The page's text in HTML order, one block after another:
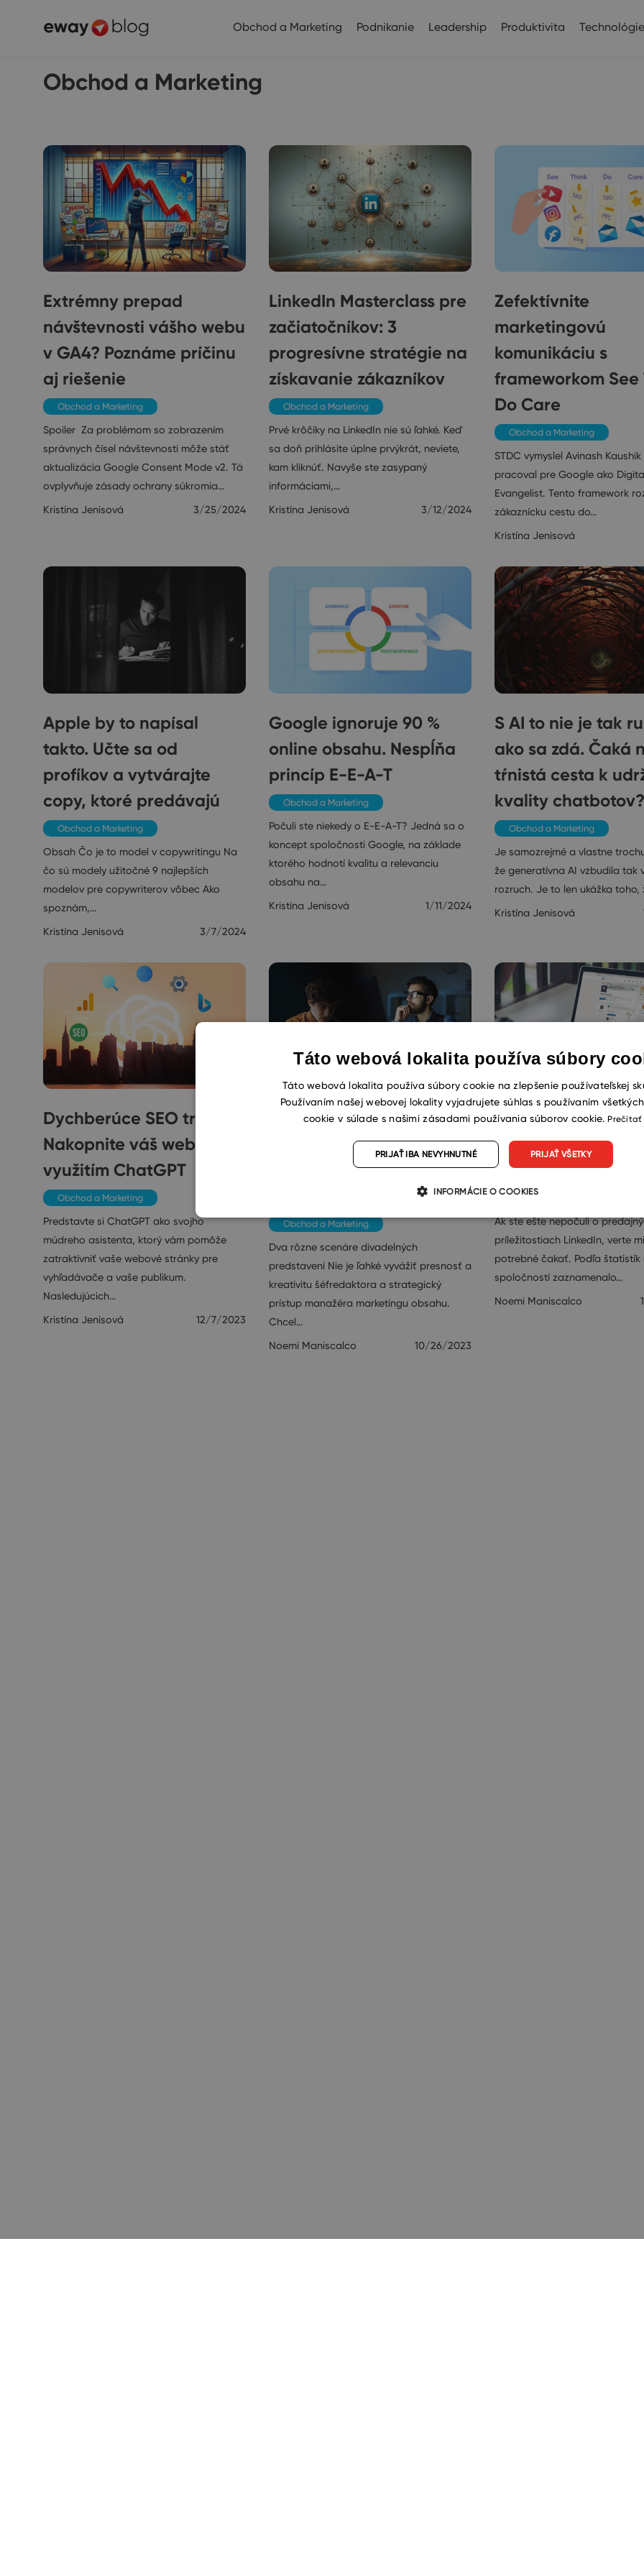
Obchod a Marketing Podnikanie Leadership Produktivita Technológie
Obchod a Marketing
Extrémny prepad
návštevnosti vášho webu
v GA4? Poznáme príčinu
aj riešenie
Obchod a Marketing
Spoiler Za problémom so zobrazením
správnych čísel návštevnosti môže stáť
aktualizácia Google Consent Mode v2. Tá
ovplyvňuje zásady ochrany súkromia…
Kristína Jenisová
3/25/2024
LinkedIn Masterclass pre
začiatočníkov: 3
progresívne stratégie na
získavanie zákazníkov
Obchod a Marketing
Prvé krôčiky na LinkedIn nie sú ľahké. Keď
sa doň prihlásite úplne prvýkrát, neviete,
kam kliknúť. Navyše ste zasypaný
informáciami,…
Kristína Jenisová
3/12/2024
Zefektívnite
marketingovú
komunikáciu s
frameworkom See
Do Care
Obchod a Marketing
STDC vymyslel Avinash
pracoval pre Google ako
Evangelist. Tento framework
zákaznícku cestu do…
Kristína Jenisová
Apple by to napísal
takto. Učte sa od
profíkov a vytvárajte
copy, ktoré predávajú
Obchod a Marketing
Obsah Čo je to model v copywritingu Na
čo sú modely užitočné 9 najlepších
modelov pre copywriterov vôbec Ako
spoznám,…
Kristína Jenisová
3/7/2024
Google ignoruje 90 %
online obsahu. Nespĺňa
princíp E-E-A-T
Obchod a Marketing
Počuli ste niekedy o E-E-A-T? Jedná sa o
koncept spoločnosti Google, na základe
ktorého hodnotí kvalitu a relevanciu
obsahu na…
Kristína Jenisová
1/11/2024
S AI to nie je tak
ako sa zdá. Čaká
tŕnistá cesta k
kvality chatbotov?
Obchod a Marketing
Je samozrejmé a vlastne
že generatívna AI vzbudila tak
rozruch. Je to len ukážka toho,
Kristína Jenisová
Dychberúce SEO triky:
Nakopnite váš web s
využitím ChatGPT
Obchod a Marketing
Predstavte si ChatGPT ako svojho
múdreho asistenta, ktorý vám pomôže
zatraktívniť vaše webové stránky pre
vyhľadávače a vaše publikum.
Nasledujúcich…
Kristína Jenisová
12/7/2023
Zákulisie obsahu:
rozdiely a prieniky
šéfredaktora a správcu
Obchod a Marketing
Dva rôzne scenáre divadelných
predstavení Nie je ľahké vyvážiť presnosť a
kreativitu šéfredaktora a strategický
prístup manažéra marketingu obsahu.
Chcel…
Noemi Maniscalco
10/26/2023
6+1 extra tip na
vybudovanie siete
LinkedIn
Obchod a Marketing
Ak ste ešte nepočuli o
príležitostiach LinkedIn, verte
potrebné čakať. Podľa štatistík
spoločností zaznamenalo…
Noemi Maniscalco
Táto webová lokalita používa súbory
Táto webová lokalita používa súbory cookie na zlepšenie používateľskej
Používaním našej webovej lokality vyjadrujete súhlas s používaním
cookie v súlade s našimi zásadami používania súborov cookie. Prečítať
PRIJAŤ VŠETKY
PRIJAŤ IBA NEVYHNUTNÉ
INFORMÁCIE O COOKIES